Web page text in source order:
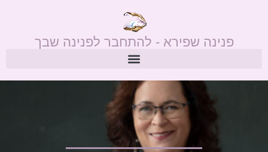
פנינה שפירא - להתחבר לפנינה שבך